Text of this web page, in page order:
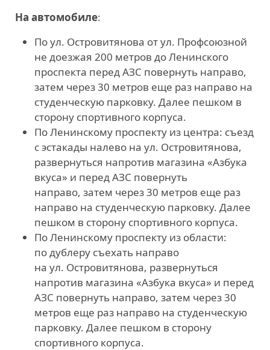
На автомобиле:
По ул. Островитянова от ул. Профсоюзной
не доезжая 200 метров до Ленинского
проспекта перед АЗС повернуть направо,
затем через 30 метров еще раз направо на
студенческую парковку. Далее пешком в
сторону спортивного корпуса.
По Ленинскому проспекту из центра: съезд
с эстакады налево на ул. Островитянова,
развернуться напротив магазина «Азбука
вкуса» и перед АЗС повернуть
направо, затем через 30 метров еще раз
направо на студенческую парковку. Далее
пешком в сторону спортивного корпуса.
По Ленинскому проспекту из области:
по дублеру съехать направо
на ул. Островитянова, развернуться
напротив магазина «Азбука вкуса» и перед
АЗС повернуть направо, затем через 30
метров еще раз направо на студенческую
парковку. Далее пешком в сторону
спортивного корпуса.